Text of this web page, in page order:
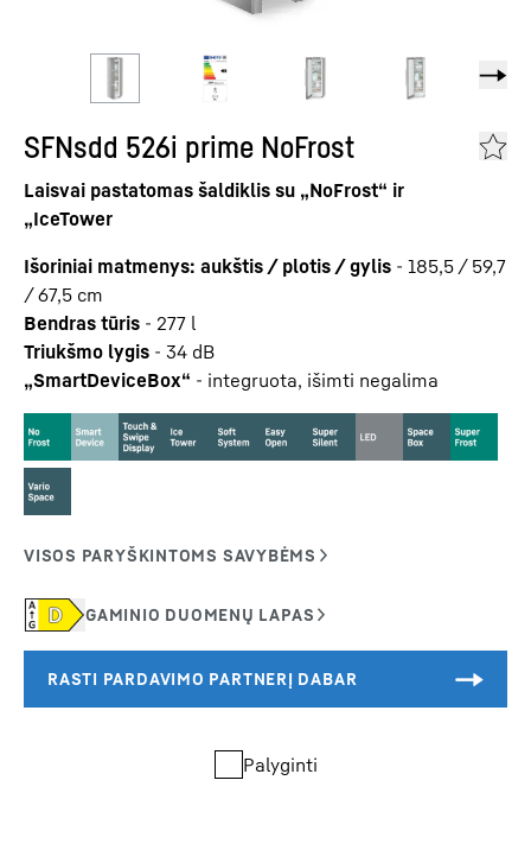
SFNsdd 526i prime NoFrost
Laisvai pastatomas šaldiklis su „NoFrost“ ir
„IceTower
Išoriniai matmenys: aukštis / plotis / gylis - 185,5 / 59,7
/ 67,5 cm
Bendras tūris - 277 l
Triukšmo lygis - 34 dB
„SmartDeviceBox“ - integruota, išimti negalima
Palyginti